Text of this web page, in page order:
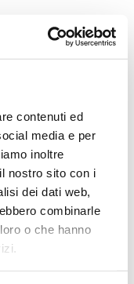
contenuti ed
media e per
inoltre
nostro sito con i
dei dati web,
combinarle
o che hanno